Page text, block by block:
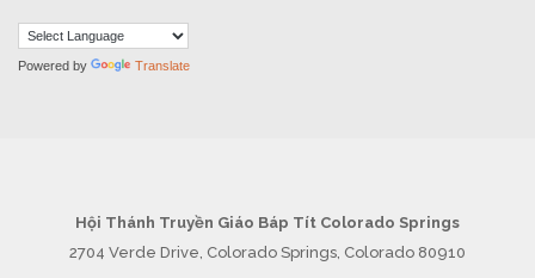
Powered by Translate
Hội Thánh Truyền Giáo Báp Tít Colorado Springs
2704 Verde Drive, Colorado Springs, Colorado 80910